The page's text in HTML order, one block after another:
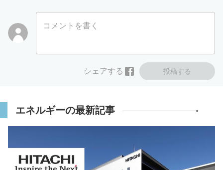
コメントを書く
投稿する
シェアする
エネルギーの最新記事